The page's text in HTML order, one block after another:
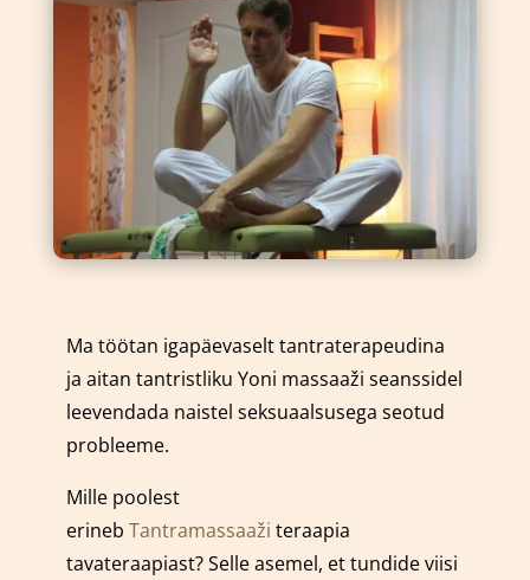
Ma töötan igapäevaselt tantraterapeudina
ja aitan tantristliku Yoni massaaži seanssidel
leevendada naistel seksuaalsusega seotud
probleeme.
Mille poolest
erineb Tantramassaaži teraapia
tavateraapiast? Selle asemel, et tundide viisi